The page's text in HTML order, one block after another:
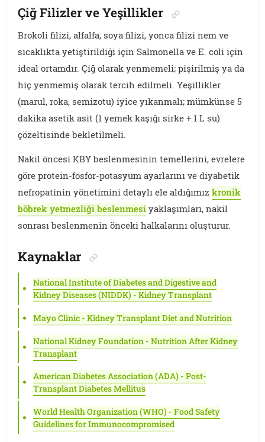
Çiğ Filizler ve Yeşillikler
Brokoli filizi, alfalfa, soya filizi, yonca filizi nem ve
sıcaklıkta yetiştirildiği için Salmonella ve E. coli için
ideal ortamdır. Çiğ olarak yenmemeli; pişirilmiş ya da
hiç yenmemiş olarak tercih edilmeli. Yeşillikler
(marul, roka, semizotu) iyice yıkanmalı; mümkünse 5
dakika asetik asit (1 yemek kaşığı sirke + 1 L su)
çözeltisinde bekletilmeli.
Nakil öncesi KBY beslenmesinin temellerini, evrelere
göre protein-fosfor-potasyum ayarlarını ve diyabetik
nefropatinin yönetimini detaylı ele aldığımızkronik
böbrek yetmezliği beslenmesi yaklaşımları, nakil
sonrası beslenmenin önceki halkalarını oluşturur.
Kaynaklar
National Institute of Diabetes and Digestive and
Kidney Diseases (NIDDK) - Kidney Transplant
Mayo Clinic - Kidney Transplant Diet and Nutrition
National Kidney Foundation - Nutrition After Kidney
Transplant
American Diabetes Association (ADA) - Post-
Transplant Diabetes Mellitus
World Health Organization (WHO) - Food Safety
Guidelines for Immunocompromised